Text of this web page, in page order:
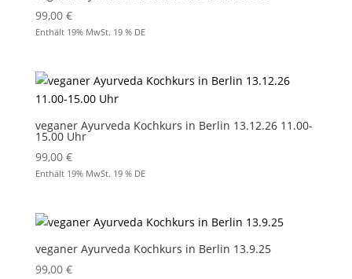
99,00 €
Enthält 19% MwSt. 19 % DE
veganer Ayurveda Kochkurs in Berlin 13.12.26 11.00-
15.00 Uhr
99,00 €
Enthält 19% MwSt. 19 % DE
veganer Ayurveda Kochkurs in Berlin 13.9.25
99,00 €